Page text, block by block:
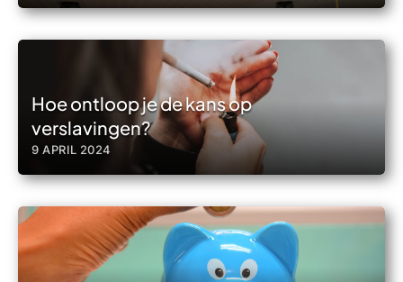
Hoe ontloop je de kans op
verslavingen?
9 APRIL 2024